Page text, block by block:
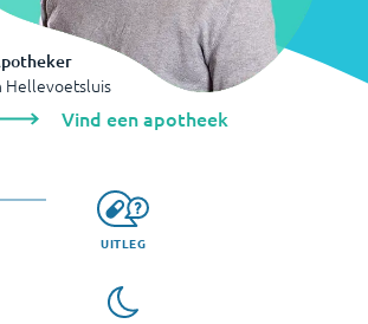
Hellevoetsluis
Vind een apotheek
UITLEG